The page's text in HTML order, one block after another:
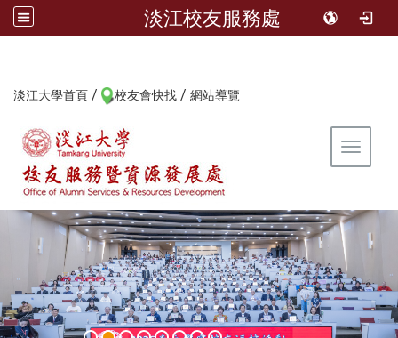
淡江校友服務處
淡江大學首頁 / 校友會快找 / 網站導覽
Toggle